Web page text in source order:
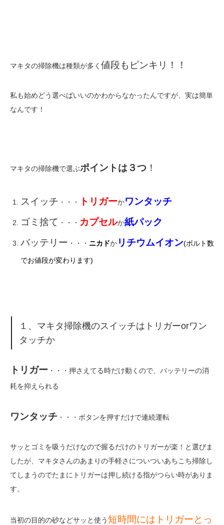
マキタの掃除機は種類が多く 値段もピンキリ！！
私も始めどう選べばいいのかわからなかったんですが、実は簡単
なんです！
マキタの掃除機で選ぶポイントは３つ ！
スイッチ ・・・ トリガーかワンタッチ
ゴミ捨て ・・・ カプセルか紙パック
バッテリー ・・・ ニカドか リチウムイオン(ボルト数
でお値段が変わります)
１、マキタ掃除機のスイッチはトリガーorワン
タッチか
トリガー ・・・押さえてる時だけ動くので、バッテリーの消
耗を抑えられる
ワンタッチ ・・・ボタンを押すだけで連続運転
サッとゴミを吸うだけなので握るだけのトリガーが楽！と選びま
したが、マキタさんのあまりの手軽さについついあちこち掃除し
てしまうのでたまにトリガーは押し続ける指がつらい時がありま
す。
当初の目的の砂などサッと使う 短時間にはトリガーとっ